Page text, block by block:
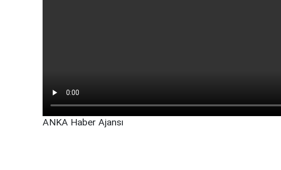
ANKA Haber Ajansı